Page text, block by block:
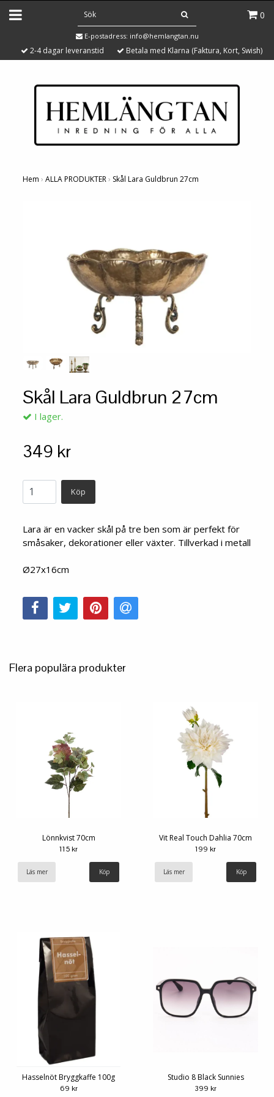
0
E-postadress: info@hemlangtan.nu
2-4 dagar leveranstid Betala med Klarna (Faktura, Kort, Swish)
Hem › ALLA PRODUKTER› Skål Lara Guldbrun 27cm
Skål Lara Guldbrun 27cm
I lager.
349 kr
Köp
Lara är en vacker skål på tre ben som är perfekt för
småsaker, dekorationer eller växter. Tillverkad i metall
Ø27x16cm
Flera populära produkter
Lönnkvist 70cm
115 kr
Läs mer
Vit Real Touch Dahlia 70cm
199 kr
Läs mer
Hasselnöt Bryggkaffe 100g
69 kr
Studio 8 Black Sunnies
399 kr